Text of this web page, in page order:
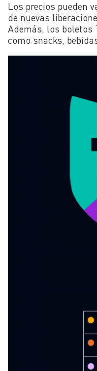
Los precios pueden
de nuevas
Además, los boletos
como snacks,